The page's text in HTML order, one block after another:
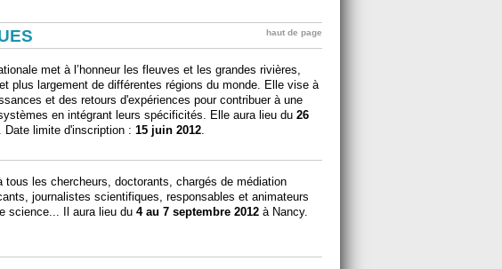
haut de page
met à l’honneur les fleuves et les grandes rivières,
plus largement de différentes régions du monde. Elle vise à
et des retours d'expériences pour contribuer à une
en intégrant leurs spécificités. Elle aura lieu du 26
Date limite d'inscription : 15 juin 2012.
tous les chercheurs, doctorants, chargés de médiation
journalistes scientifiques, responsables et animateurs
science... Il aura lieu du 4 au 7 septembre 2012 à Nancy.